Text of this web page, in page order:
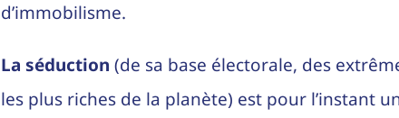
d’immobilisme.
La séduction (de sa base électorale, des
les plus riches de la planète) est pour l’instant